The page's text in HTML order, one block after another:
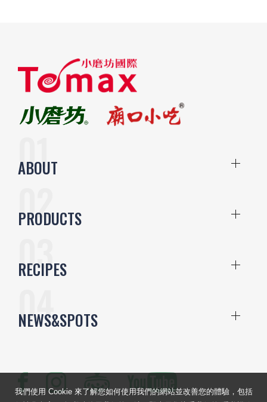
ABOUT
PRODUCTS
RECIPES
NEWS&SPOTS
我們使用 Cookie 來了解您如何使用我們的網站並改善您的體驗，包括